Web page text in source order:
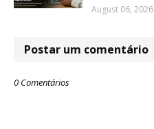
August 06, 2026
Postar um comentário
0 Comentários